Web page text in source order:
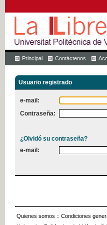
Principal Contáctenos
Usuario registrado
e-mail:
Contraseña:
¿Olvidó su contraseña?
e-mail:
Quienes somos :: Condiciones